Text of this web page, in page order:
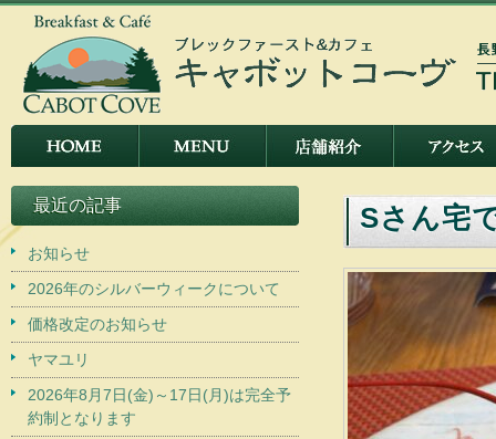
Sさん宅
最近の記事
お知らせ
2026年のシルバーウィークについて
価格改定のお知らせ
ヤマユリ
2026年8月7日(金)～17日(月)は完全予
約制となります